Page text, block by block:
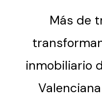
Más de
inmobiliario